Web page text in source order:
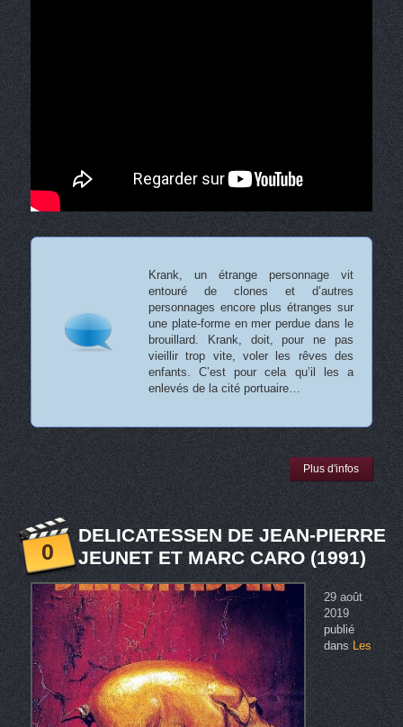
Krank, un étrange personnage vit
entouré de clones et d’autres
personnages encore plus étranges sur
une plate-forme en mer perdue dans le
brouillard. Krank, doit, pour ne pas
vieillir trop vite, voler les rêves des
enfants. C’est pour cela qu’il les a
enlevés de la cité portuaire…
Plus d'infos
0
DELICATESSEN DE JEAN-PIERRE
JEUNET ET MARC CARO (1991)
29 août
2019
publié
dans Les